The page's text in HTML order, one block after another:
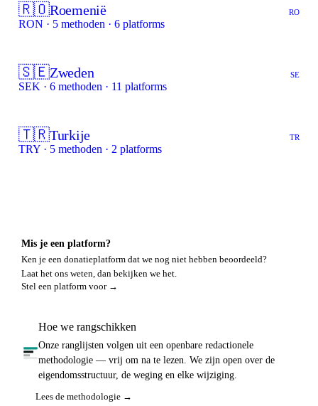
🇷🇴Roemenië RO
RON · 5 methoden · 6 platforms
🇸🇪Zweden SE
SEK · 6 methoden · 11 platforms
🇹🇷Turkije TR
TRY · 5 methoden · 2 platforms
Mis je een platform?
Ken je een donatieplatform dat we nog niet hebben beoordeeld?
Laat het ons weten, dan bekijken we het.
Stel een platform voor →
Hoe we rangschikken
Onze ranglijsten volgen uit een openbare redactionele
methodologie — vrij om na te lezen. We zijn open over de
eigendomsstructuur, de weging en elke wijziging.
Lees de methodologie →